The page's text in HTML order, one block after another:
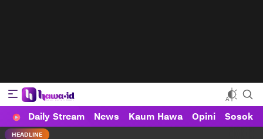
HAWA
Haluan Wanita Indonesia
Daily Stream News Kaum Hawa Opini Sosok
HEADLINE